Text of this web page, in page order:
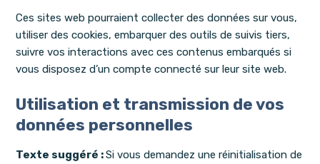
Ces sites web pourraient collecter des données sur vous,
utiliser des cookies, embarquer des outils de suivis tiers,
suivre vos interactions avec ces contenus embarqués si
vous disposez d’un compte connecté sur leur site web.
Utilisation et transmission de vos
données personnelles
Texte suggéré :Si vous demandez une réinitialisation de